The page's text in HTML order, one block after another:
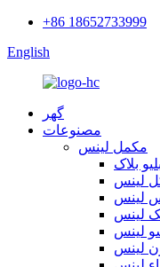
+86 18652733999
English
گھر
مصنوعات
مکمل لینس
لینس
لینس
لینس
لینس
لینس